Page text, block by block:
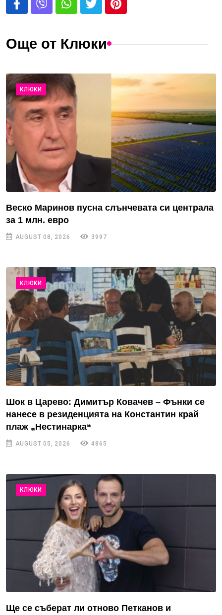
Още от Клюки
КЛЮКИ
Веско Маринов пусна слънчевата си централа
за 1 млн. евро
AUGUST 08, 2026 3997
КЛЮКИ
Шок в Царево: Димитър Ковачев – Фънки се
нанесе в резиденцията на Константин край
плаж „Нестинарка“
AUGUST 05, 2026 4865
КЛЮКИ
Ще се съберат ли отново Петканов и